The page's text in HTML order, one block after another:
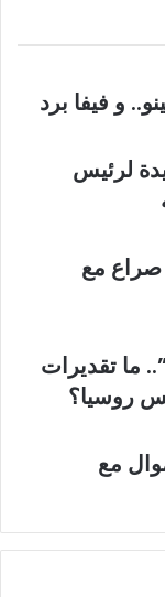
و فيفا برد
لرئيس
عاما بعد صراع مع
ما تقديرات
روسيا؟
مع